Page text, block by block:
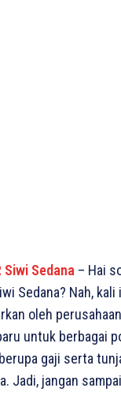
Siwi Sedana – Hai
Sedana? Nah,
oleh
untuk berbagai
gaji serta
Jadi, jangan